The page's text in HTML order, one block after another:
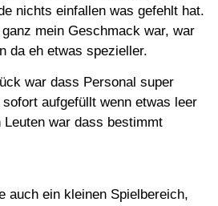
nichts einfallen was gefehlt hat.
mein Geschmack war, war
da eh etwas spezieller.
war dass Personal super
aufgefüllt wenn etwas leer
war dass bestimmt
auch ein kleinen Spielbereich,